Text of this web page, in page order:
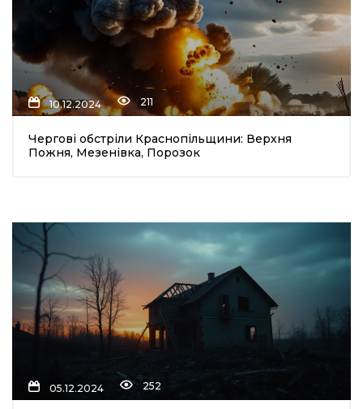
10.12.2024 211
Чергові обстріли Краснопільщини: Верхня
Пожня, Мезенівка, Порозок
05.12.2024 252